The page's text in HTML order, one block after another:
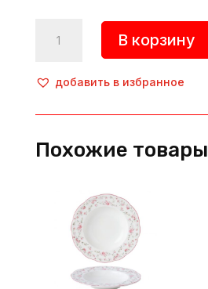
товара
«SlateStone»,
мм,
черный,
В корзину
добавить в избранное
Похожие товары